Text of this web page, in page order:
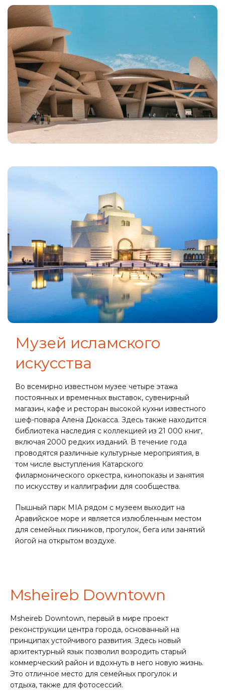
Музей исламского
искусства
Во всемирно известном музее четыре этажа
постоянных и временных выставок, сувенирный
магазин, кафе и ресторан высокой кухни известного
шеф-повара Алена Дюкасса. Здесь также находится
библиотека наследия с коллекцией из 21 000 книг,
включая 2000 редких изданий. В течение года
проводятся различные культурные мероприятия, в
том числе выступления Катарского
филармонического оркестра, кинопоказы и занятия
по искусству и каллиграфии для сообщества.
Пышный парк MIA рядом с музеем выходит на
Аравийское море и является излюбленным местом
для семейных пикников, прогулок, бега или занятий
йогой на открытом воздухе.
Msheireb Downtown
Msheireb Downtown, первый в мире проект
реконструкции центра города, основанный на
принципах устойчивого развития. Здесь новый
архитектурный язык позволил возродить старый
коммерческий район и вдохнуть в него новую жизнь.
Это отличное место для семейных прогулок и
отдыха, также для фотосессий.